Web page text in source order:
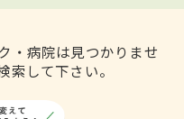
・病院は見つかりませ
索して下さい。